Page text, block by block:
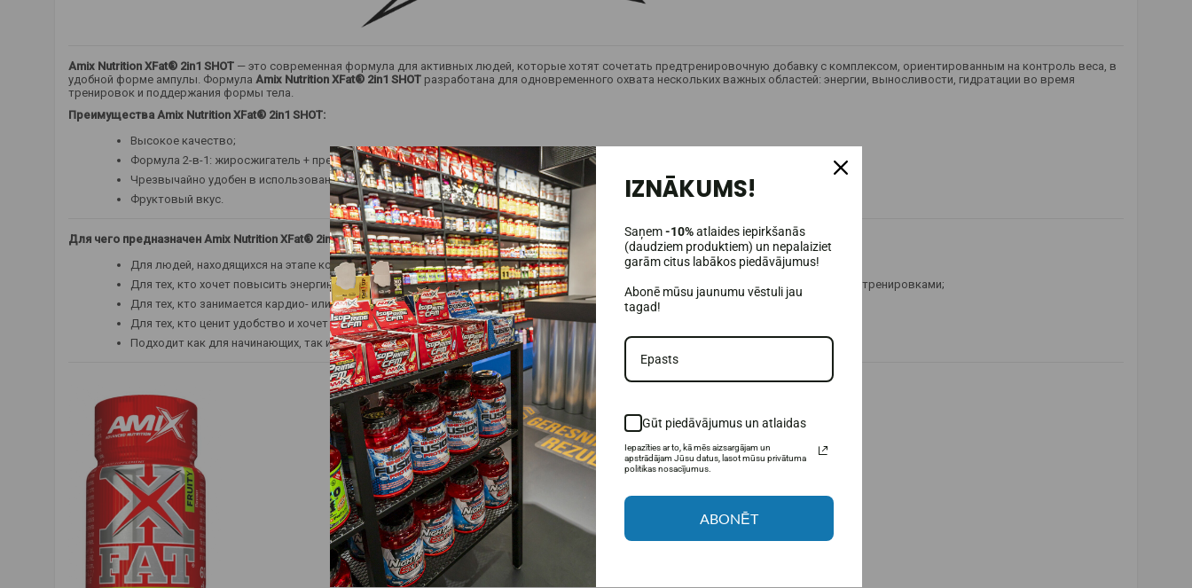
Amix Nutrition XFat® 2in1 SHOT — это современная формула для активных людей, которые хотят сочетать предтренировочную добавку с комплексом, ориентированным на контроль веса, в
удобной форме ампулы. Формула Amix Nutrition XFat® 2in1 SHOT разработана для одновременного охвата нескольких важных областей: энергии, выносливости, гидратации во время
тренировок и поддержания формы тела.
Преимущества Amix Nutrition XFat® 2in1 SHOT:
Высокое качество;
Формула 2-в-1: жиросжигатель + предтренировочная добавка;
Чрезвычайно удобен в использовании, помещается в карман;
Фруктовый вкус.
Для чего предназначен Amix Nutrition XFat® 2in1 SHOT?
Для людей, находящихся на этапе контроля веса и желающих сочетать физическую активность с приемом пищевых добавок;
Для тех, кто хочет повысить энергию, концентрацию и подготовиться к физическим нагрузкам перед силовыми или интервальными тренировками;
Для тех, кто занимается кардио- или смешанными видами физической активности и ищет удобное решение перед тренировкой;
Для тех, кто ценит удобство и хочет быстродействующий продукт, не требующий дополнительной подготовки или дозирования;
Подходит как для начинающих, так и для опытных спортсменов, ищущих практичный вариант перед тренировкой.
IZNĀKUMS!
Saņem-10%atlaides iepirkšanās
(daudziem produktiem) un nepalaiziet
garām citus labākos piedāvājumus!
Abonē mūsu jaunumu vēstuli jau
tagad!
Gūt piedāvājumus un atlaidas
Iepazīties ar to, kā mēs aizsargājam un
apstrādājam Jūsu datus, lasot mūsu privātuma
politikas nosacījumus.
ABONĒT